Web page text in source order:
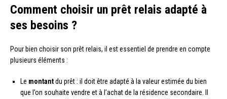
Comment choisir un prêt relais adapté à
ses besoins ?
Pour bien choisir son prêt relais, il est essentiel de prendre en compte
plusieurs éléments :
Le montantdu prêt : il doit être adapté à la valeur estimée du bien
que l’on souhaite vendre et à l’achat de la résidence secondaire. Il